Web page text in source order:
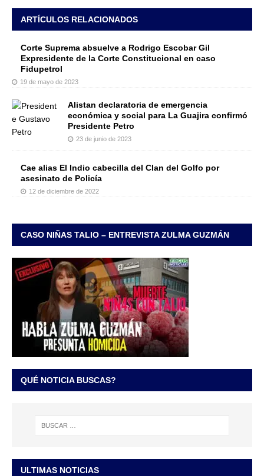
ARTÍCULOS RELACIONADOS
Corte Suprema absuelve a Rodrigo Escobar Gil
Expresidente de la Corte Constitucional en caso
Fidupetrol
19 de mayo de 2023
Alistan declaratoria de emergencia
económica y social para La Guajira confirmó
Presidente Petro
23 de junio de 2023
Cae alias El Indio cabecilla del Clan del Golfo por
asesinato de Policía
12 de diciembre de 2022
CASO NIÑAS TALIO – ENTREVISTA ZULMA GUZMÁN
QUÉ NOTICIA BUSCAS?
ULTIMAS NOTICIAS